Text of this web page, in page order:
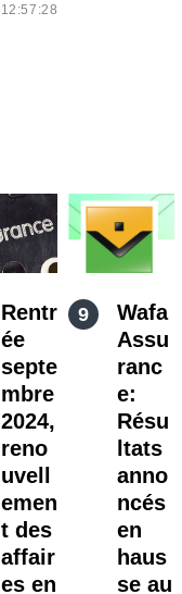
12:57:28
Rentr
ée
septe
mbre
2024,
reno
uvell
emen
t des
affair
es en
Wafa
Assu
ranc
e:
Résu
ltats
anno
ncés
en
haus
se au